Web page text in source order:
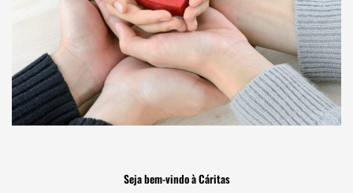
Seja bem-vindo à Cáritas